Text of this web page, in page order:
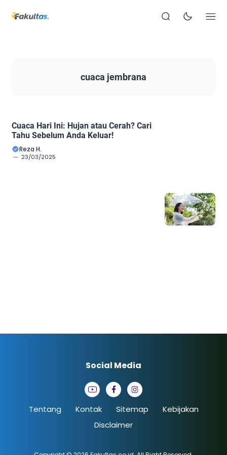
cuaca jembrana
Cuaca Hari Ini: Hujan atau Cerah? Cari
Tahu Sebelum Anda Keluar!
Reza H.
23/03/2025
Tentang Kontak Sitemap
Kebijakan
Disclaimer
Social Media